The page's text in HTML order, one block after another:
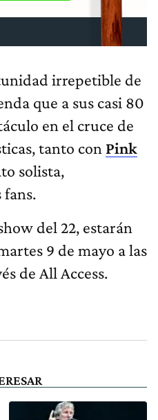
irrepetible de
que a sus casi 80
en el cruce de
tanto con Pink
solista,
fans.
del 22, estarán
9 de mayo a las
de All Access.